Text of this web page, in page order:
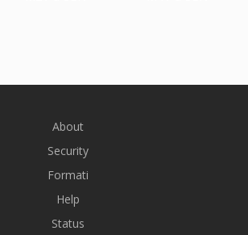
About
Security
Formati
Help
Status